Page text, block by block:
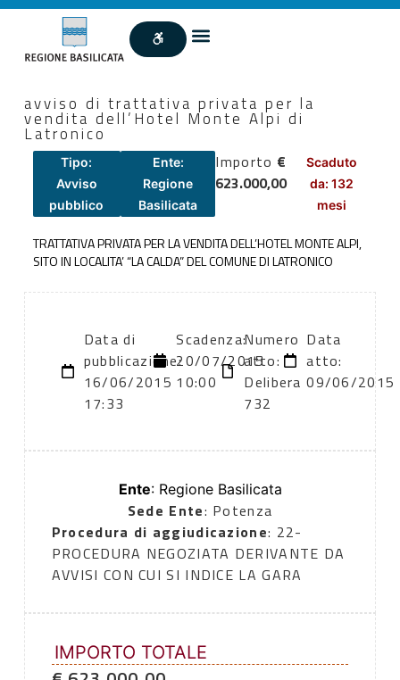
avviso di trattativa privata per la
vendita dell’Hotel Monte Alpi di
Latronico
Tipo:
Avviso
pubblico
Ente:
Regione
Basilicata
Importo €
623.000,00
Scaduto
da: 132
mesi
TRATTATIVA PRIVATA PER LA VENDITA DELL’HOTEL MONTE ALPI,
SITO IN LOCALITA’ “LA CALDA” DEL COMUNE DI LATRONICO
Data di
pubblicazione:
16/06/2015
17:33
Scadenza:
20/07/2015
10:00
Numero
atto:
Delibera
732
Data
atto:
09/06/2015
Ente: Regione Basilicata
Sede Ente: Potenza
Procedura di aggiudicazione: 22-
PROCEDURA NEGOZIATA DERIVANTE DA
AVVISI CON CUI SI INDICE LA GARA
IMPORTO TOTALE